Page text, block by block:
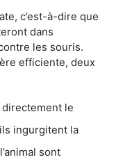
c’est-à-dire que
dans
les souris.
efficiente, deux
le
ingurgitent la
sont